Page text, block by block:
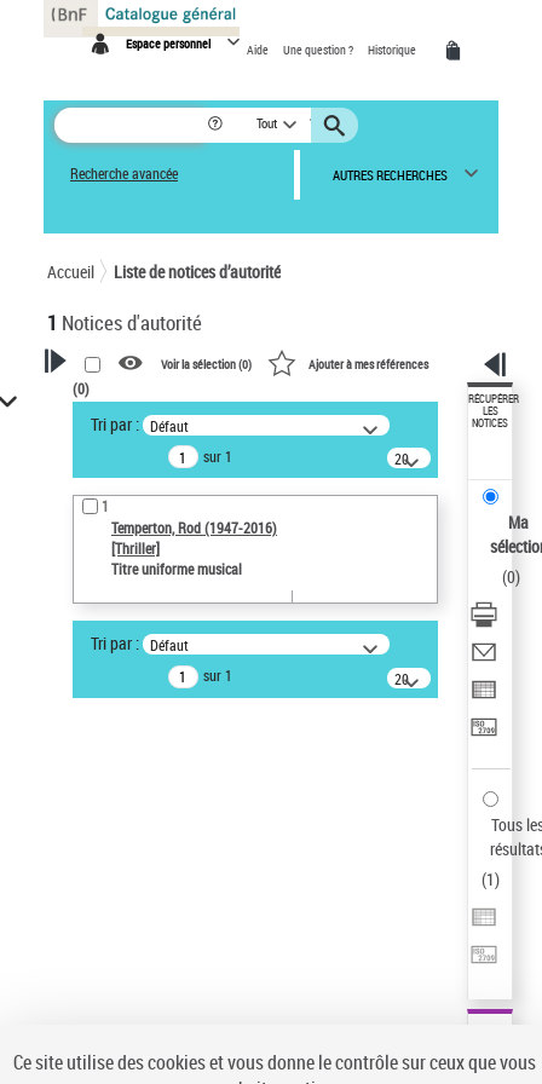
Espace personnel Aide Une question ? Historique
Tout
Recherche avancée AUTRES RECHERCHES
Accueil Liste de notices d’autorité
1 Notices d'autorité
VOTRE RECHERCHE
Recherche avancée dans les
notices d’autorité
Œuvres liées à l'auteur :
Temperton, Rod (1947-2016)
Auteur d’œuvre
Type de notice d'autorité
Voir la sélection (0) Ajouter à mes références
(0)
Tri par : Défaut
sur 1
20
résultats/page
1
Temperton, Rod (1947-2016)
[Thriller]
Titre uniforme musical
Tri par : Défaut
sur 1
20
résultats/page
RÉCUPÉRER
LES
NOTICES
Ma
(0)
Tous
(1)
Panneau de gestion des cookies
Ce site utilise des cookies et vous donne le contrôle sur ceux que vous